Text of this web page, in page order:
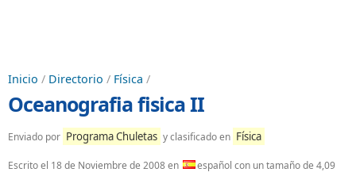
Inicio / Directorio / Física /
Oceanografia fisica II
Enviado por Programa Chuletas y clasificado en Física
Escrito el 18 de Noviembre de 2008en español con un tamaño de 4,09